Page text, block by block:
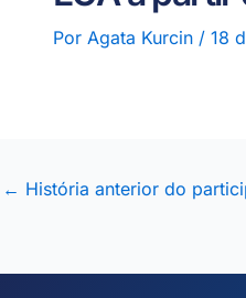
Por Agata Kurcin / 18
← História anterior do